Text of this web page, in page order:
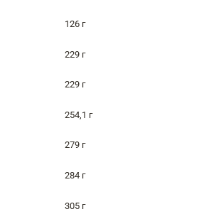
126 г
229 г
229 г
254,1 г
279 г
284 г
305 г